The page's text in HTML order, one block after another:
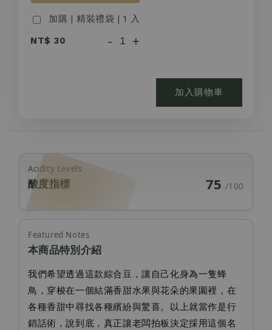
加購 | 精裝禮袋 | 1 入
NT$ 30
- +
加入購物車
Acidity Levels
酸度指標 75 /100
Featured Notes
本商品特別介紹
我們希望透過這款綜合豆，讓自己化身為一隻蜂
鳥，穿梭在一個結滿香甜水果與花朵的果園裡，在
各種香甜中尋找各種繽紛與驚喜。以上就當作是行
銷話術，說到底，真正讓老闆拍板決定採用這個名